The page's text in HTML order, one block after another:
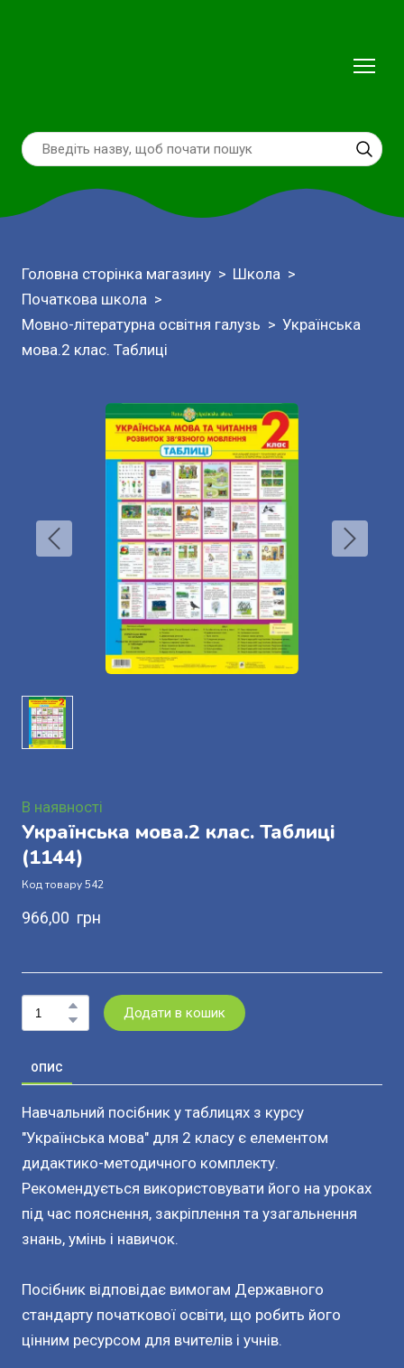
Головна сторінка магазину
Школа
Початкова школа
Мовно-літературна освітня галузь
Українська
мова.2 клас. Таблиці
В наявності
Українська мова.2 клас. Таблиці
(1144)
Код товару 542
966,00  грн
Додати в кошик
ОПИС
Навчальний посібник у таблицях з курсу
"Українська мова" для 2 класу є елементом
дидактико-методичного комплекту.
Рекомендується використовувати його на уроках
під час пояснення, закріплення та узагальнення
знань, умінь і навичок.
Посібник відповідає вимогам Державного
стандарту початкової освіти, що робить його
цінним ресурсом для вчителів і учнів.